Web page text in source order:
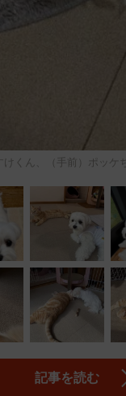
くん、（手前）ポッケ
記事を読む